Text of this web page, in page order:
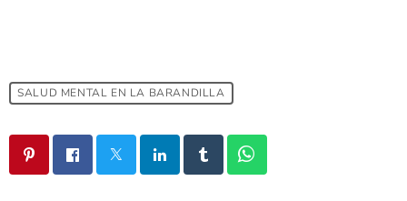
SALUD MENTAL EN LA BARANDILLA